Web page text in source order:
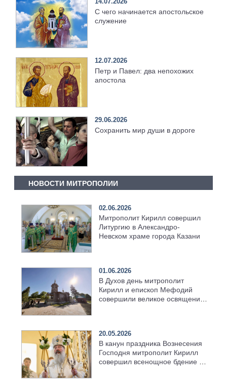
С чего начинается апостольское
служение
12.07.2026
Петр и Павел: два непохожих
апостола
29.06.2026
Сохранить мир души в дороге
НОВОСТИ МИТРОПОЛИИ
02.06.2026
Митрополит Кирилл совершил
Литургию в Александро-
Невском храме города Казани
01.06.2026
В Духов день митрополит
Кирилл и епископ Мефодий
совершили великое освящение
20.05.2026
В канун праздника Вознесения
Господня митрополит Кирилл
совершил всенощное бдение в